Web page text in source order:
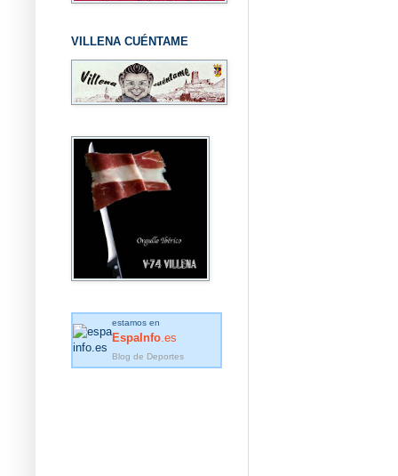
VILLENA CUÉNTAME
estamos en
EspaInfo .es
Blog de Deportes